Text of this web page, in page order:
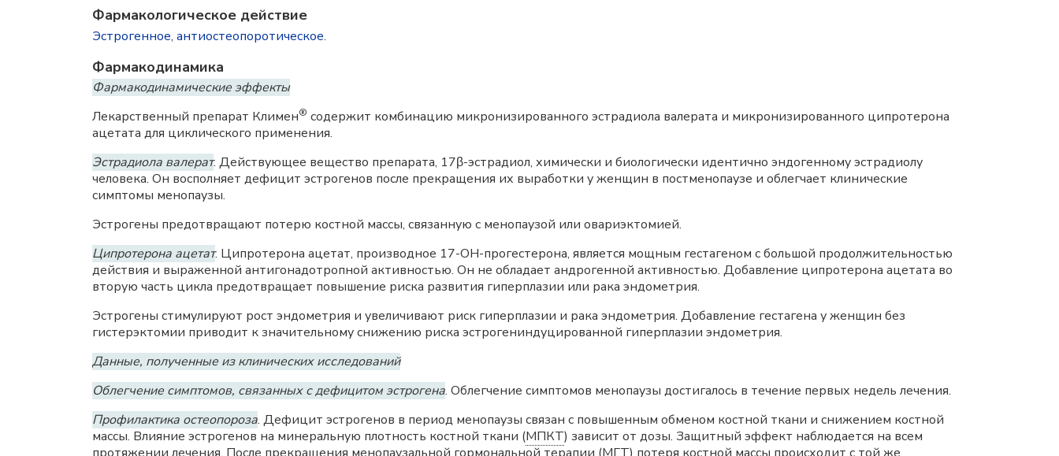
Фармакологическое действие
Эстрогенное, антиостеопоротическое.
Фармакодинамика
Фармакодинамические эффекты
Лекарственный препарат Климен® содержит комбинацию микронизированного эстрадиола валерата и микронизированного ципротерона
ацетата для циклического применения.
Эстрадиола валерат. Действующее вещество препарата, 17β-эстрадиол, химически и биологически идентично эндогенному эстрадиолу
человека. Он восполняет дефицит эстрогенов после прекращения их выработки у женщин в постменопаузе и облегчает клинические
симптомы менопаузы.
Эстрогены предотвращают потерю костной массы, связанную с менопаузой или овариэктомией.
Ципротерона ацетат. Ципротерона ацетат, производное 17-OH-прогестерона, является мощным гестагеном с большой продолжительностью
действия и выраженной антигонадотропной активностью. Он не обладает андрогенной активностью. Добавление ципротерона ацетата во
вторую часть цикла предотвращает повышение риска развития гиперплазии или рака эндометрия.
Эстрогены стимулируют рост эндометрия и увеличивают риск гиперплазии и рака эндометрия. Добавление гестагена у женщин без
гистерэктомии приводит к значительному снижению риска эстрогениндуцированной гиперплазии эндометрия.
Данные, полученные из клинических исследований
Облегчение симптомов, связанных с дефицитом эстрогена. Облегчение симптомов менопаузы достигалось в течение первых недель лечения.
Профилактика остеопороза. Дефицит эстрогенов в период менопаузы связан с повышенным обменом костной ткани и снижением костной
массы. Влияние эстрогенов на минеральную плотность костной ткани (МПКТ) зависит от дозы. Защитный эффект наблюдается на всем
протяжении лечения. После прекращения менопаузальной гормональной терапии (МГТ) потеря костной массы происходит с той же